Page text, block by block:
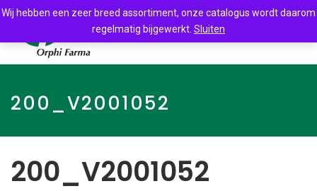
200_V2001052
200_V2001052
Wij hebben een zeer breed assortiment, onze catalogus wordt daarom
regelmatig bijgewerkt. Sluiten